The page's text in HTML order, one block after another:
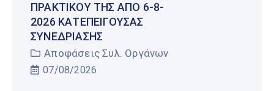
ΠΡΑΚΤΙΚΟΎ ΤΗΣ ΑΠΌ 6-8-
2026 ΚΑΤΕΠΕΊΓΟΥΣΑΣ
ΣΥΝΕΔΡΊΑΣΗΣ
Αποφάσεις Συλ. Οργάνων
07/08/2026